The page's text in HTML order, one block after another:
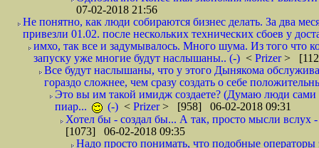
07-02-2018 21:56
Не понятно, как люди собираются бизнес делать. За два
привезли 01.02. после нескольких технических сбоев у
имхо, так все и задумывалось. Много шума. Из того что
запуску уже многие будут наслышаны.. (-) < Prizer>
Все будут наслышаны, что у этого Дынякома
гораздо сложнее, чем сразу создать о себе
Это вы им такой имидж создаете? (Думаю люди сами
пиар...
(-) < Prizer> [958] 06-02-2018 09:31
Хотел бы - создал бы... А так, просто мысли вслух
[1073] 06-02-2018 09:35
Надо просто понимать, что подобные